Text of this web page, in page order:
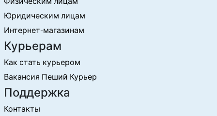
Юридическим лицам
Интернет-магазинам
Курьерам
Как стать курьером
Вакансия Пеший Курьер
Поддержка
Контакты